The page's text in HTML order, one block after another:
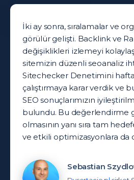
İki ay sonra, sıralamalar ve
görülür gelişti. Backlink ve
değişiklikleri izlemeyi
sitemizin düzenli seoanaliz
Sitechecker Denetimini
çalıştırmaya karar verdik ve
SEO sonuçlarımızın
bulundu. Bu değerlendirme
olmasının yanı sıra tam
ve etkili optimizasyonlara da
Sebastian